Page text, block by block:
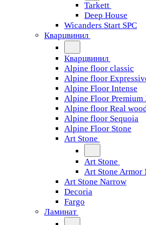
Tarkett
Deep House
Wicanders Start SPC
Кварцвинил
Кварцвинил
Alpine floor classic
Alpine floor
Alpine Floor Intense
Alpine Floor Premium
Alpine floor Real
Alpine floor Sequoia
Alpine Floor Stone
Art Stone
Art Stone
Art Stone Armor
Art Stone Narrow
Decoria
Fargo
Ламинат